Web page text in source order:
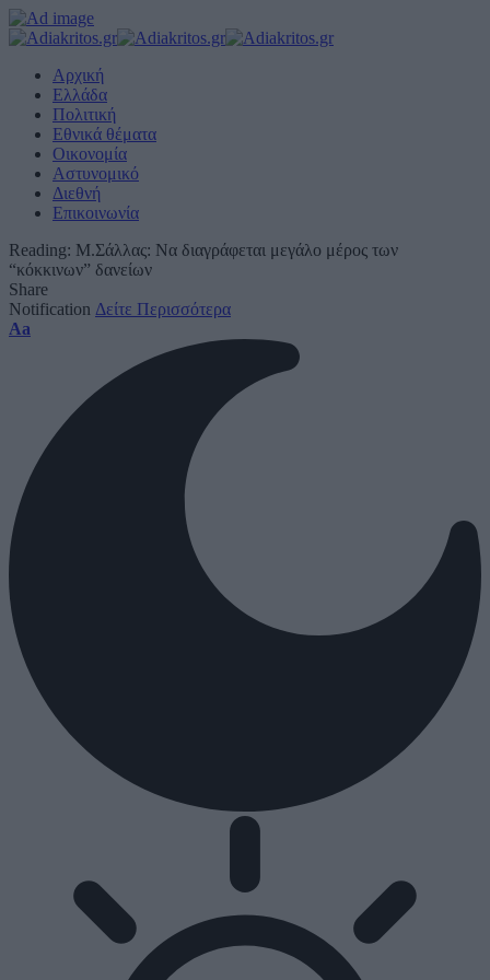
Αρχική
Ελλάδα
Πολιτική
Εθνικά θέματα
Οικονομία
Αστυνομικό
Διεθνή
Επικοινωνία
Reading: Μ.Σάλλας: Να διαγράφεται μεγάλο μέρος των
“κόκκινων” δανείων
Share
Notification Δείτε Περισσότερα
Font
Aa